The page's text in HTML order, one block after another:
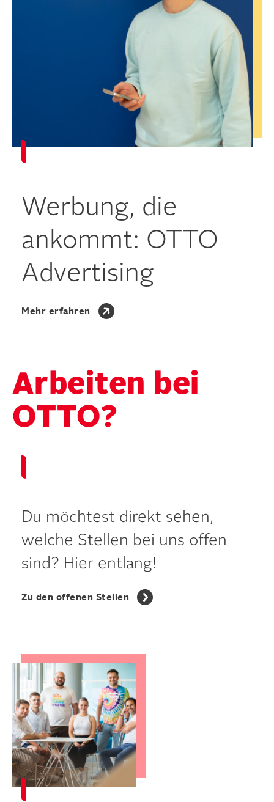
Werbung, die
ankommt: OTTO
Advertising
Mehr erfahren
Arbeiten bei
OTTO?
Du möchtest direkt sehen,
welche Stellen bei uns offen
sind? Hier entlang!
Zu den offenen Stellen